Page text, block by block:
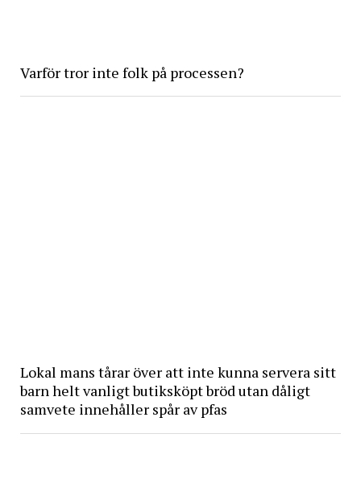
Varför tror inte folk på processen?
Lokal mans tårar över att inte kunna servera sitt
barn helt vanligt butiksköpt bröd utan dåligt
samvete innehåller spår av pfas